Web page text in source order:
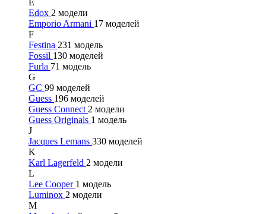
E
Edox 2 модели
Emporio Armani 17 моделей
F
Festina 231 модель
Fossil 130 моделей
Furla 71 модель
G
GC 99 моделей
Guess 196 моделей
Guess Connect 2 модели
Guess Originals 1 модель
J
Jacques Lemans 330 моделей
K
Karl Lagerfeld 2 модели
L
Lee Cooper 1 модель
Luminox 2 модели
M